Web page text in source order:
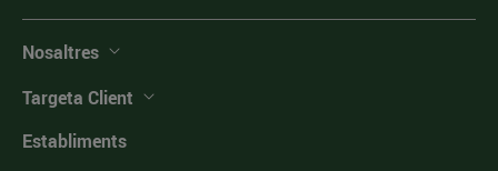
Nosaltres
Targeta Client
Establiments